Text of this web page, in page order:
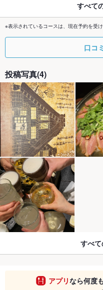
すべて
※表示されているコースは、現在予約を受
口コ
投稿写真(4)
すべ
アプリなら何度